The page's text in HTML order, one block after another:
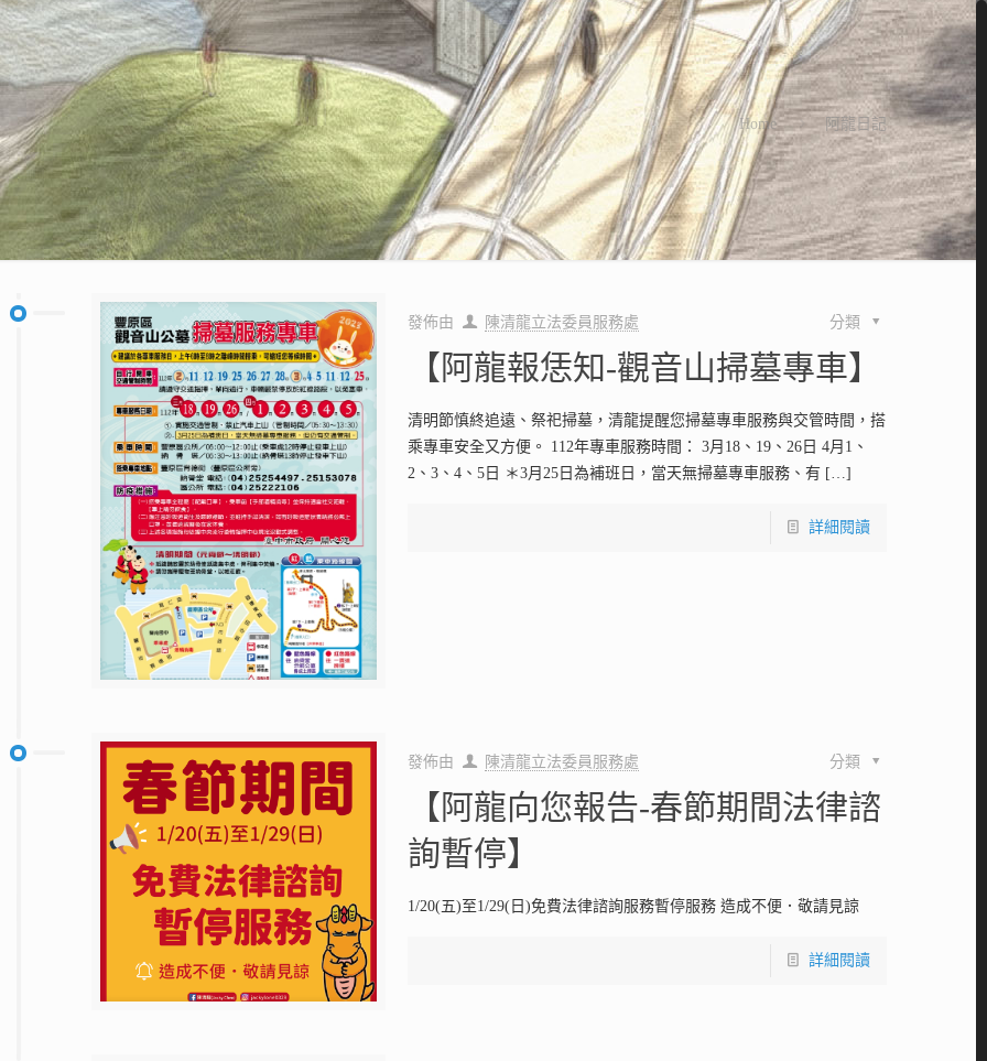
Home 阿龍日記
發佈由 陳清龍立法委員服務處 分類
【阿龍報恁知-觀音山掃墓專車】
清明節慎終追遠、祭祀掃墓，清龍提醒您掃墓專車服務與交管時間，搭
乘專車安全又方便。 112年專車服務時間： 3月18、19、26日 4月1、
2、3、4、5日 ＊3月25日為補班日，當天無掃墓專車服務、有 […]
詳細閱讀
發佈由 陳清龍立法委員服務處 分類
【阿龍向您報告-春節期間法律諮
詢暫停】
1/20(五)至1/29(日)免費法律諮詢服務暫停服務 造成不便．敬請見諒
詳細閱讀